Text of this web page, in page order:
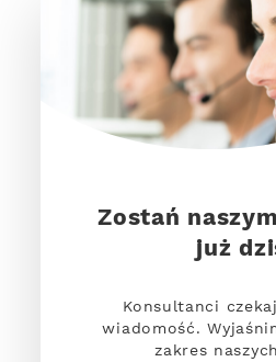
Zostań
już
Konsultanci
wiadomość.
zakres